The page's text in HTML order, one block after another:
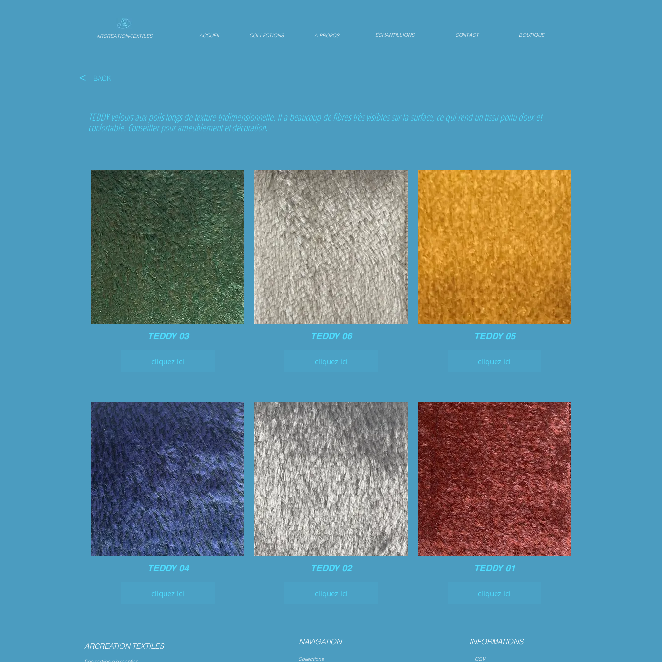
ARCREATION-TEXTILES ACCUEIL COLLECTIONS A PROPOS ÉCHANTILLIONS CONTACT BOUTIQUE
TEDDY velours aux poils longs de texture tridimensionnelle. Il a beaucoup de fibres très visibles sur la surface, ce qui rend un tissu poilu doux et
confortable. Conseiller pour ameublement et décoration.
< BACK
TEDDY 03
cliquez ici
TEDDY 06
cliquez ici
TEDDY 05
cliquez ici
TEDDY 04
cliquez ici
TEDDY 02
cliquez ici
TEDDY 01
cliquez ici
ARCREATION TEXTILES NAVIGATION
Collections
INFORMATIONS
CGV